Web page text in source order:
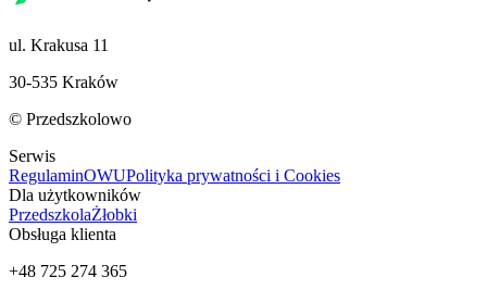
ul. Krakusa 11
30-535 Kraków
© Przedszkolowo
Serwis
RegulaminOWUPolityka prywatności i Cookies
Dla użytkowników
PrzedszkolaŻłobki
Obsługa klienta
+48 725 274 365